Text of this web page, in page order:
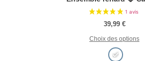
39,99 €
Choix des options